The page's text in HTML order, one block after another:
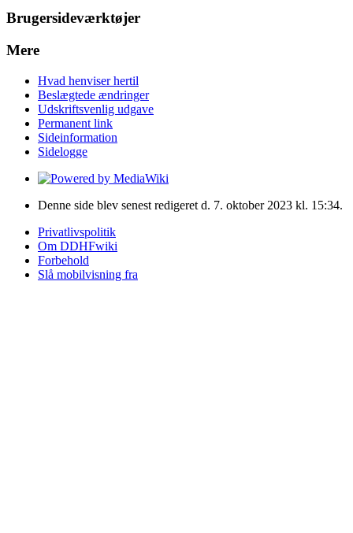
Brugersideværktøjer
Mere
Hvad henviser hertil
Beslægtede ændringer
Udskriftsvenlig udgave
Permanent link
Sideinformation
Sidelogge
Denne side blev senest redigeret d. 7. oktober 2023 kl. 15:34.
Privatlivspolitik
Om DDHFwiki
Forbehold
Slå mobilvisning fra